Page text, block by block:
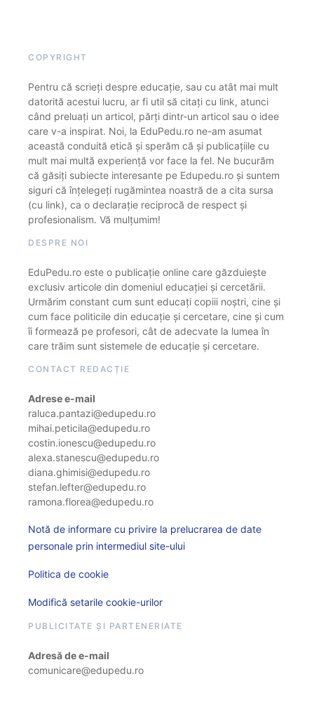
COPYRIGHT
Pentru că scrieți despre educație, sau cu atât mai mult
datorită acestui lucru, ar fi util să citați cu link, atunci
când preluați un articol, părți dintr-un articol sau o idee
care v-a inspirat. Noi, la EduPedu.ro ne-am asumat
această conduită etică și sperăm că și publicațiile cu
mult mai multă experiență vor face la fel. Ne bucurăm
că găsiți subiecte interesante pe Edupedu.ro și suntem
siguri că înțelegeți rugămintea noastră de a cita sursa
(cu link), ca o declarație reciprocă de respect și
profesionalism. Vă mulțumim!
DESPRE NOI
EduPedu.ro este o publicație online care găzduiește
exclusiv articole din domeniul educației și cercetării.
Urmărim constant cum sunt educați copiii noștri, cine și
cum face politicile din educație și cercetare, cine și cum
îi formează pe profesori, cât de adecvate la lumea în
care trăim sunt sistemele de educație și cercetare.
CONTACT REDACȚIE
Adrese e-mail
raluca.pantazi@edupedu.ro
mihai.peticila@edupedu.ro
costin.ionescu@edupedu.ro
alexa.stanescu@edupedu.ro
diana.ghimisi@edupedu.ro
stefan.lefter@edupedu.ro
ramona.florea@edupedu.ro
Notă de informare cu privire la prelucrarea de date
personale prin intermediul site-ului
Politica de cookie
Modifică setarile cookie-urilor
PUBLICITATE ȘI PARTENERIATE
Adresă de e-mail
comunicare@edupedu.ro